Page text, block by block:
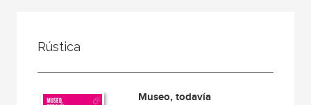
No - Ficción
Arte
Rústica
Museo, todavía